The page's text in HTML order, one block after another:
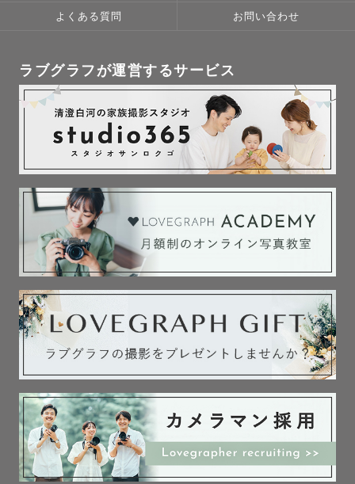
よくある質問 お問い合わせ
ラブグラフが運営するサービス